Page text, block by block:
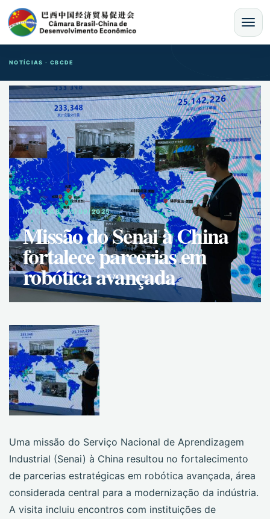
MENU
NOTÍCIAS · CBCDE
NOTíCIAS · 11/09/2025
Missão do Senai à China
fortalece parcerias em
robótica avançada
Uma missão do Serviço Nacional de Aprendizagem
Industrial (Senai) à China resultou no fortalecimento
de parcerias estratégicas em robótica avançada, área
considerada central para a modernização da indústria.
A visita incluiu encontros com instituições de